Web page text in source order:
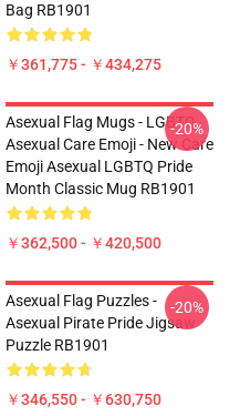
Bag RB1901
￥361,775 - ￥434,275
Asexual Flag Mugs - LGBTQ
Asexual Care Emoji - New Care
Emoji Asexual LGBTQ Pride
Month Classic Mug RB1901
￥362,500 - ￥420,500
-20%
Asexual Flag Puzzles -
Asexual Pirate Pride Jigsaw
Puzzle RB1901
￥346,550 - ￥630,750
-20%